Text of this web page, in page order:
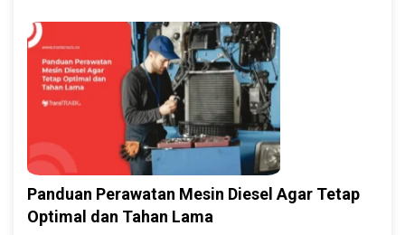
Panduan Perawatan Mesin Diesel Agar Tetap
Optimal dan Tahan Lama